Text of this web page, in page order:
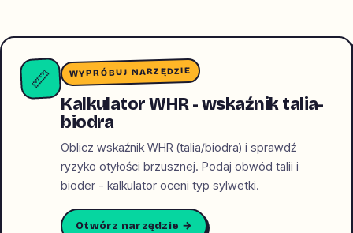
📏 WYPRÓBUJ NARZĘDZIE
Kalkulator WHR - wskaźnik talia-
biodra
Oblicz wskaźnik WHR (talia/biodra) i sprawdź
ryzyko otyłości brzusznej. Podaj obwód talii i
bioder - kalkulator oceni typ sylwetki.
Otwórz narzędzie →